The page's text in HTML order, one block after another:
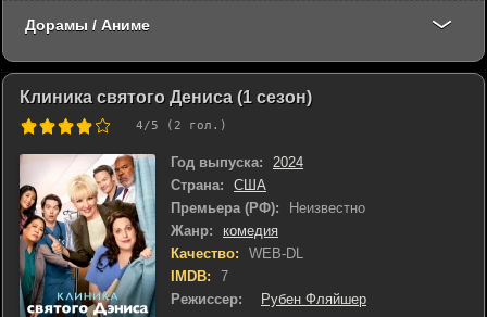
Клиника святого Дениса (1 сезон)
4/5 ( 2 гол.)
Год выпуска:
2024
Страна:
США
Премьера (РФ):
Неизвестно
Жанр:
комедия
Качество:
WEB-DL
IMDB:
7
Режиссер:
Рубен Фляйшер
Дорамы / Аниме